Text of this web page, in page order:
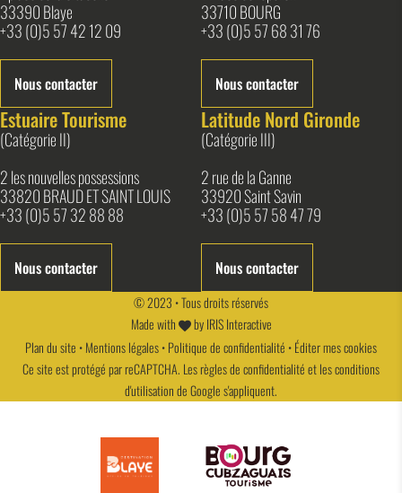
33390 Blaye
+33 (0)5 57 42 12 09
Nous contacter
33710 BOURG
+33 (0)5 57 68 31 76
Nous contacter
Estuaire Tourisme
(Catégorie II)
2 les nouvelles possessions
33820 BRAUD ET SAINT LOUIS
+33 (0)5 57 32 88 88
Nous contacter
Latitude Nord Gironde
(Catégorie III)
2 rue de la Ganne
33920 Saint Savin
+33 (0)5 57 58 47 79
Nous contacter
© 2023 • Tous droits réservés
Made with
byIRIS Interactive
Plan du site •Mentions légales•Politique de confidentialité •Éditer mes cookies
Ce site est protégé par reCAPTCHA. Lesrègles de confidentialitéet lesconditions
d'utilisationde Google s'appliquent.